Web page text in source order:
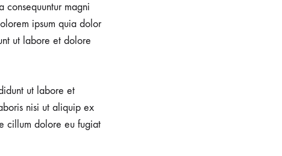
consequuntur magni
ipsum quia dolor
ut labore et dolore
ut labore et
nisi ut aliquip ex
cillum dolore eu fugiat